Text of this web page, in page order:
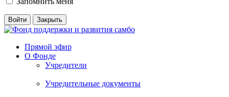
Прямой эфир
О Фонде
Учредители
Учредительные документы